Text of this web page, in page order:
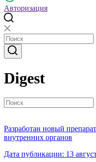
Авторизация
Digest
Разработан новый
внутренних органов
Дата публикации: 13